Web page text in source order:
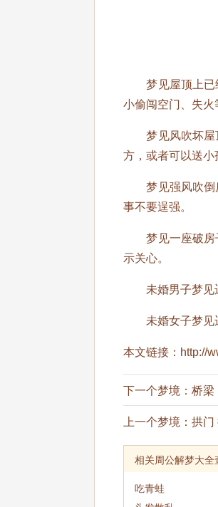
梦见屋顶上已经
小偷闯空门、失火
梦见风吹坏屋顶
方，或者可以送小
梦见强风吹倒房
事不要逞强。
梦见一座破房子
示关心。
未婚男子梦见迁
未婚女子梦见迁
本文链接： http://
下一个梦境： 桥梁
上一个梦境： 拱门
相关周公解梦大全
吃青蛙